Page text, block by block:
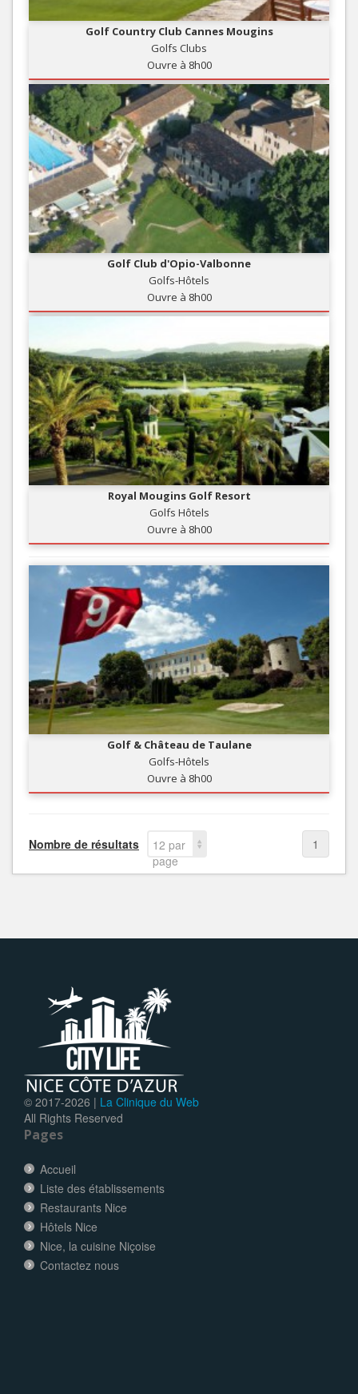
Golf Country Club Cannes Mougins
Golfs Clubs
Ouvre à 8h00
Golf Club d'Opio-Valbonne
Golfs-Hôtels
Ouvre à 8h00
Royal Mougins Golf Resort
Golfs Hôtels
Ouvre à 8h00
Golf & Château de Taulane
Golfs-Hôtels
Ouvre à 8h00
Nombre de résultats
12 par
page
1
© 2017-2026 | La Clinique du Web
All Rights Reserved
Pages
Accueil
Liste des établissements
Restaurants Nice
Hôtels Nice
Nice, la cuisine Niçoise
Contactez nous